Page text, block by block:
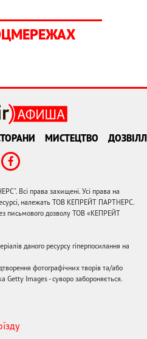
МИСТЕЦТВО
Всі права захищені. Усі права на
належать ТОВ КЕПРЕЙТ ПАРТНЕРС.
письмового дозволу ТОВ «КЕПРЕЙТ
даного ресурсу гіперпосилання на
фотографічних творів та/або
Getty Images - суворо забороняється.